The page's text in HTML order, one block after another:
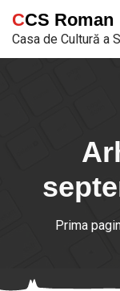
conținut
CCS Roman
Casa de Cultură a
Prima